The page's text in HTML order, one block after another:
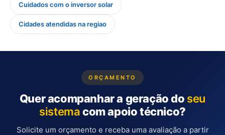
Cuidados com o inversor solar
Cidades atendidas na regiao
ORÇAMENTO
Quer acompanhar a geração do seu
sistemacom apoio técnico?
Solicite um orçamento e receba uma avaliação a partir